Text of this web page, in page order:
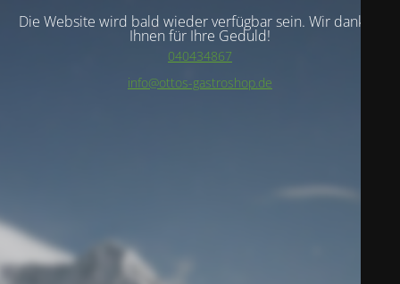
Die Website wird bald wieder verfügbar sein. Wir danken
Ihnen für Ihre Geduld!
040434867
info@ottos-gastroshop.de